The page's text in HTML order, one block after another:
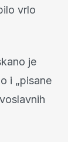
vrlo
je
i „pisane